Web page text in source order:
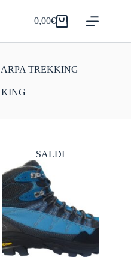
Carrello
0,00€
TREKKING
SALDI